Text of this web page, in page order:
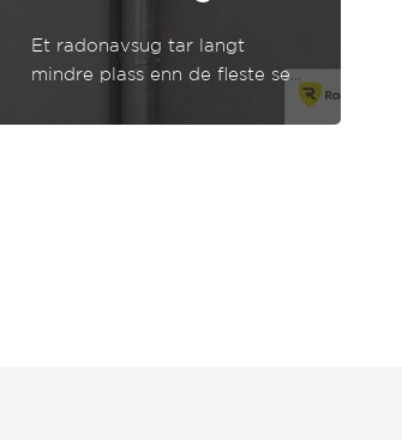
Et radonavsug tar langt
mindre plass enn de fleste ser